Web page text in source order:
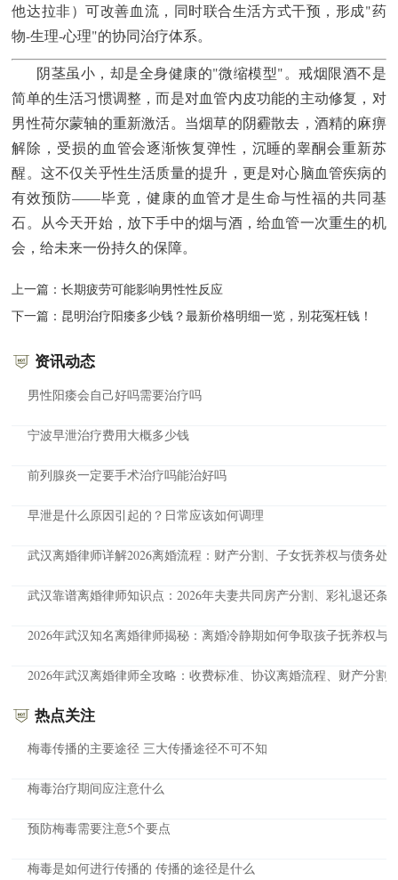
他达拉非）可改善血流，同时联合生活方式干预，形成"药
物-生理-心理"的协同治疗体系。
阴茎虽小，却是全身健康的"微缩模型"。戒烟限酒不是
简单的生活习惯调整，而是对血管内皮功能的主动修复，对
男性荷尔蒙轴的重新激活。当烟草的阴霾散去，酒精的麻痹
解除，受损的血管会逐渐恢复弹性，沉睡的睾酮会重新苏
醒。这不仅关乎性生活质量的提升，更是对心脑血管疾病的
有效预防——毕竟，健康的血管才是生命与性福的共同基
石。从今天开始，放下手中的烟与酒，给血管一次重生的机
会，给未来一份持久的保障。
上一篇：长期疲劳可能影响男性性反应
下一篇： 昆明治疗阳痿多少钱？最新价格明细一览，别花冤枉钱！
资讯动态
男性阳痿会自己好吗需要治疗吗
宁波早泄治疗费用大概多少钱
前列腺炎一定要手术治疗吗能治好吗
早泄是什么原因引起的？日常应该如何调理
武汉离婚律师详解2026离婚流程：财产分割、子女抚养权与债务处
武汉靠谱离婚律师知识点：2026年夫妻共同房产分割、彩礼退还条
2026年武汉知名离婚律师揭秘：离婚冷静期如何争取孩子抚养权与
2026年武汉离婚律师全攻略：收费标准、协议离婚流程、财产分割
热点关注
梅毒传播的主要途径 三大传播途径不可不知
梅毒治疗期间应注意什么
预防梅毒需要注意5个要点
梅毒是如何进行传播的 传播的途径是什么